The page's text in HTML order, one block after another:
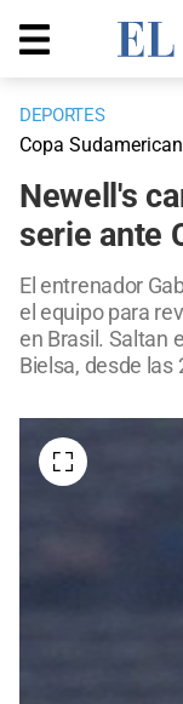
DEPORTES
Copa
Newell's
serie ante
El entrenador
el equipo para
en Brasil. Saltan
Bielsa, desde las